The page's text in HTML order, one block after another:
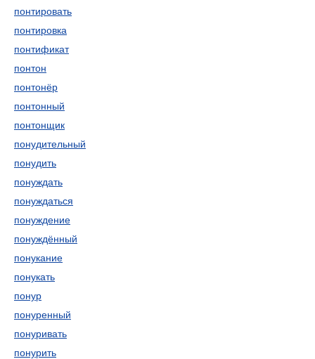
понтировать
понтировка
понтификат
понтон
понтонёр
понтонный
понтонщик
понудительный
понудить
понуждать
понуждаться
понуждение
понуждённый
понукание
понукать
понур
понуренный
понуривать
понурить